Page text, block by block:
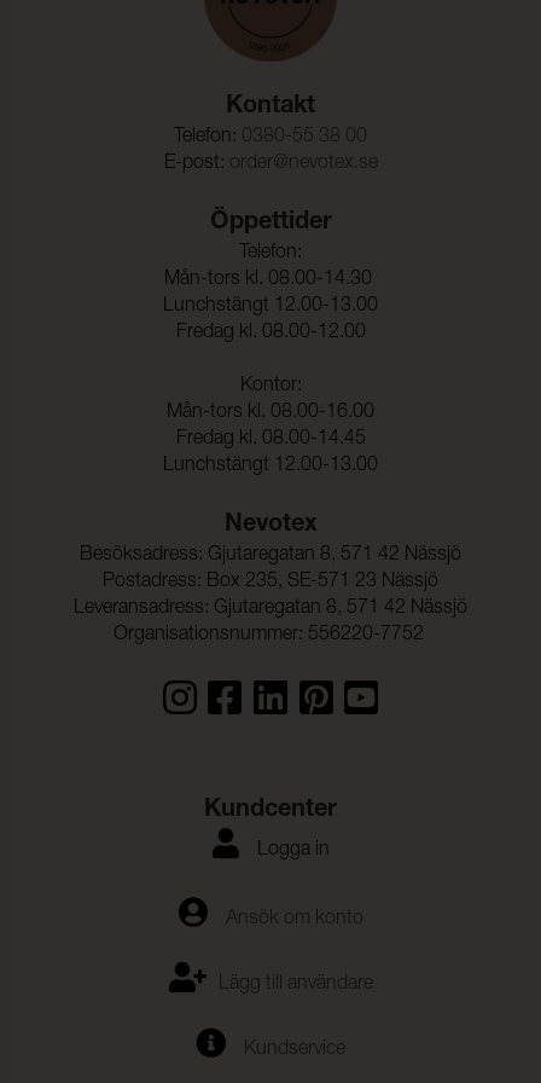
Kontakt
Telefon: 0380-55 38 00
E-post: order@nevotex.se
Öppettider
Telefon:
Mån-tors kl. 08.00-14.30
Lunchstängt 12.00-13.00
Fredag kl. 08.00-12.00
Kontor:
Mån-tors kl. 08.00-16.00
Fredag kl. 08.00-14.45
Lunchstängt 12.00-13.00
Nevotex
Besöksadress: Gjutaregatan 8, 571 42 Nässjö
Postadress: Box 235, SE-571 23 Nässjö
Leveransadress: Gjutaregatan 8, 571 42 Nässjö
Organisationsnummer: 556220-7752
Kundcenter
Logga in
Ansök om konto
Lägg till användare
Kundservice